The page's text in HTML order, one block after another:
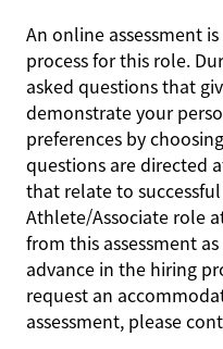
An online assessment
process for this role.
asked questions that
demonstrate your
preferences by
questions are directed
that relate to
Athlete/Associate role
from this assessment
advance in the hiring
request an
assessment, please